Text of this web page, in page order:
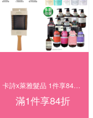
卡詩x萊雅髮品 1件享84折！
滿1件享84折